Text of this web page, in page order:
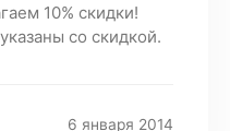
10% скидки!
со скидкой.
6 января 2014